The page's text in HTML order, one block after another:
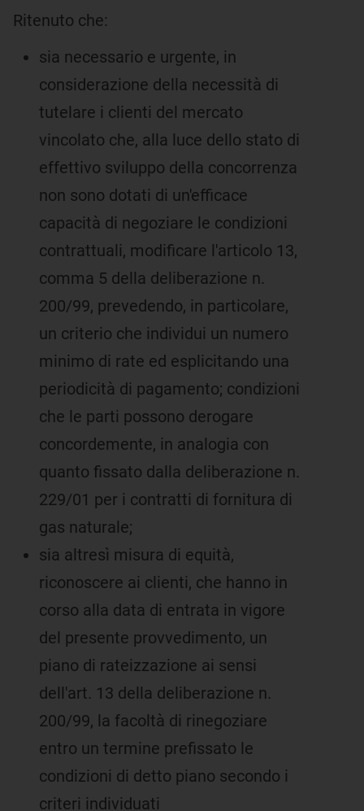
Ritenuto che:
sia necessario e urgente, in
considerazione della necessità di
tutelare i clienti del mercato
vincolato che, alla luce dello stato di
effettivo sviluppo della concorrenza
non sono dotati di un'efficace
capacità di negoziare le condizioni
contrattuali, modificare l'articolo 13,
comma 5 della deliberazione n.
200/99, prevedendo, in particolare,
un criterio che individui un numero
minimo di rate ed esplicitando una
periodicità di pagamento; condizioni
che le parti possono derogare
concordemente, in analogia con
quanto fissato dalla deliberazione n.
229/01 per i contratti di fornitura di
gas naturale;
sia altresì misura di equità,
riconoscere ai clienti, che hanno in
corso alla data di entrata in vigore
del presente provvedimento, un
piano di rateizzazione ai sensi
dell'art. 13 della deliberazione n.
200/99, la facoltà di rinegoziare
entro un termine prefissato le
condizioni di detto piano secondo i
criteri individuati